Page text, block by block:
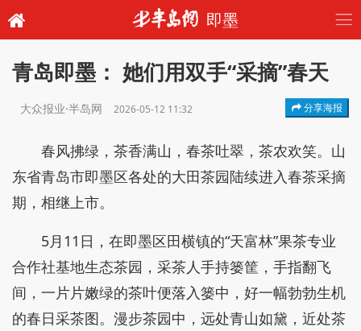
即墨
青岛即墨： 她们用双手“采摘”春天
大众报业·半岛网 2026-05-12 11:32 分享海报
春风拂绿，茶香满山，春茶吐翠，茶农欢笑。山
东省青岛市即墨区各处的大田茶园陆续进入春茶采摘
期，相继上市。
5月11日，在即墨区田横镇的“天富林”果茶专业
合作社基地生态茶园，采茶人手持篓筐，手指翻飞
间，一片片嫩绿的茶叶便落入篓中，好一幅勃勃生机
的春日采茶图。漫步茶园中，远处青山如黛，近处茶